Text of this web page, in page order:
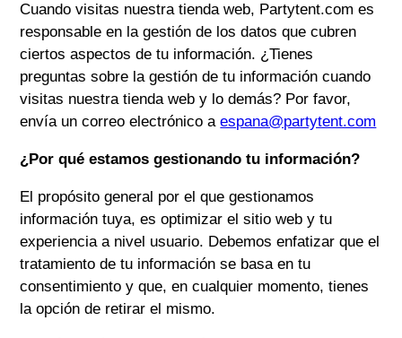
Cuando visitas nuestra tienda web, Partytent.com es
responsable en la gestión de los datos que cubren
ciertos aspectos de tu información. ¿Tienes
preguntas sobre la gestión de tu información cuando
visitas nuestra tienda web y lo demás? Por favor,
envía un correo electrónico aespana@partytent.com
¿Por qué estamos gestionando tu información?
El propósito general por el que gestionamos
información tuya, es optimizar el sitio web y tu
experiencia a nivel usuario. Debemos enfatizar que el
tratamiento de tu información se basa en tu
consentimiento y que, en cualquier momento, tienes
la opción de retirar el mismo.